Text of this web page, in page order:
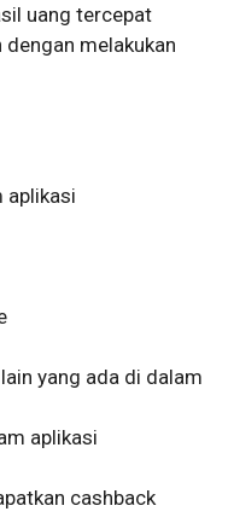
uang tercepat
melakukan
aplikasi
yang ada di dalam
aplikasi
cashback